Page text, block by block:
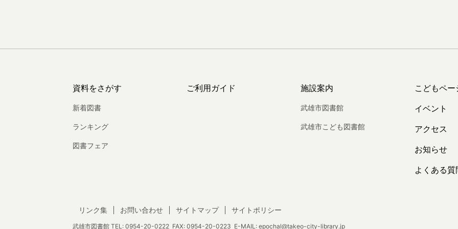
資料をさがす
新着図書
ランキング
図書フェア
ご利用ガイド 施設案内
武雄市図書館
武雄市こども図書館
こどもペー
イベント
アクセス
お知らせ
よくある質
武雄市図書館 TEL: 0954-20-0222 FAX: 0954-20-0223 E-MAIL: epochal@takeo-city-library.jp
リンク集 お問い合わせ サイトマップ サイトポリシー